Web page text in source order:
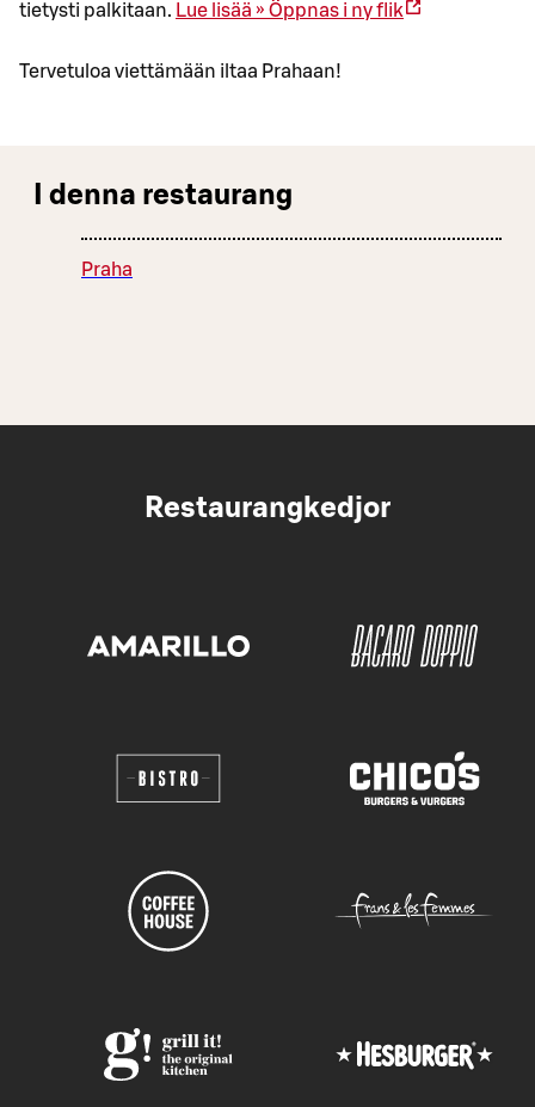
tietysti palkitaan. Lue lisää » Öppnas i ny flik
Tervetuloa viettämään iltaa Prahaan!
I denna restaurang
Praha
Restaurangkedjor